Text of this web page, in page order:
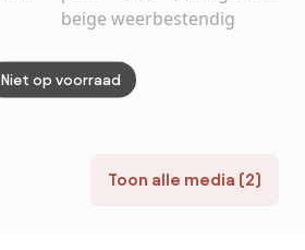
Toon alle media (2)
Niet op voorraad